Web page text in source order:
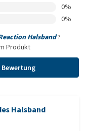
0%
0%
Halsband?
Produkt
Bewertung
Halsband